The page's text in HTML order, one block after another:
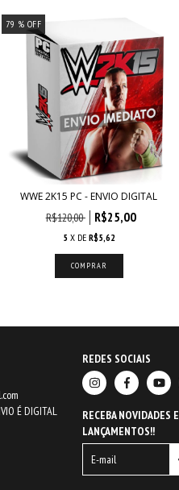
79 % OFF
WWE 2K15 PC - ENVIO DIGITAL
R$120,00 R$25,00
5 X DE R$5,62
É DIGITAL
REDES SOCIAIS
RECEBA NOVIDADES E
LANÇAMENTOS!!